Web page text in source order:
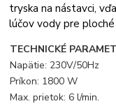
tryska na nástavci,
lúčov vody pre
TECHNICKÉ
Napätie: 230V/50Hz
Príkon: 1800 W
Max. prietok: 6 l/min.